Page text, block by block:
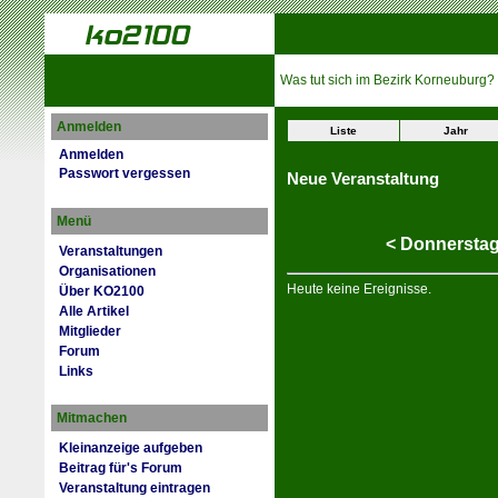
Was tut sich im Bezirk Korneuburg?
Anmelden
Anmelden
Passwort vergessen
Menü
Veranstaltungen
Organisationen
Über KO2100
Alle Artikel
Mitglieder
Forum
Links
Mitmachen
Kleinanzeige aufgeben
Beitrag für's Forum
Veranstaltung eintragen
Liste Jahr
Neue Veranstaltung
<
Heute keine Ereignisse.